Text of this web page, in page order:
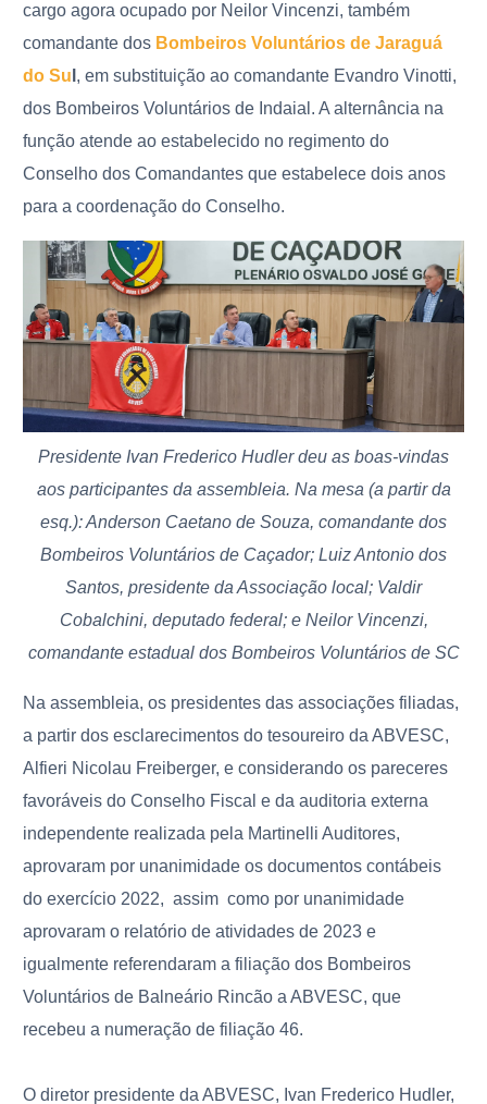
cargo agora ocupado por Neilor Vincenzi, também
comandante dos Bombeiros Voluntários de Jaraguá
do Su , em substituição ao comandante Evandro Vinotti,
dos Bombeiros Voluntários de Indaial. A alternância na
função atende ao estabelecido no regimento do
Conselho dos Comandantes que estabelece dois anos
para a coordenação do Conselho.
Presidente Ivan Frederico Hudler deu as boas-vindas
aos participantes da assembleia. Na mesa (a partir da
esq.): Anderson Caetano de Souza, comandante dos
Bombeiros Voluntários de Caçador; Luiz Antonio dos
Santos, presidente da Associação local; Valdir
Cobalchini, deputado federal; e Neilor Vincenzi,
comandante estadual dos Bombeiros Voluntários de SC
Na assembleia, os presidentes das associações filiadas,
a partir dos esclarecimentos do tesoureiro da ABVESC,
Alfieri Nicolau Freiberger, e considerando os pareceres
favoráveis do Conselho Fiscal e da auditoria externa
independente realizada pela Martinelli Auditores,
aprovaram por unanimidade os documentos contábeis
do exercício 2022, assim como por unanimidade
aprovaram o relatório de atividades de 2023 e
igualmente referendaram a filiação dos Bombeiros
Voluntários de Balneário Rincão a ABVESC, que
recebeu a numeração de filiação 46.
O diretor presidente da ABVESC, Ivan Frederico Hudler,